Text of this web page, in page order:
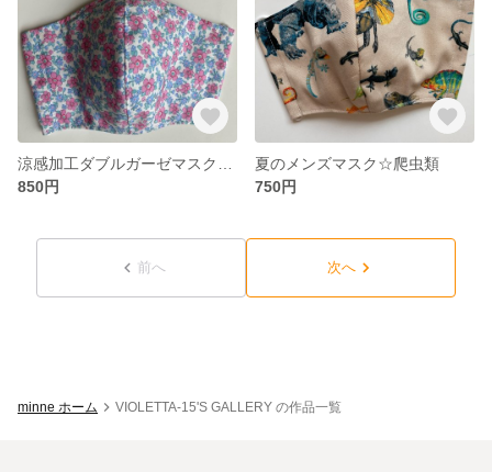
850円
夏のメンズマスク☆爬虫類
750円
前へ 次へ
minne ホーム VIOLETTA-15'S GALLERY の作品一覧